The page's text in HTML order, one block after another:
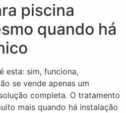
piscina
quando há
esta: sim, funciona,
se vende apenas um
completa. O tratamento
mais quando há instalação